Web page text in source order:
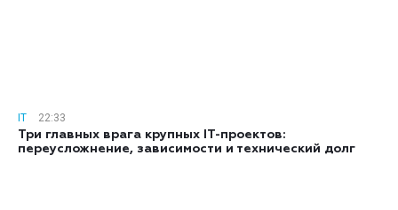
IT
22:33
Три главных врага крупных IT-проектов:
переусложнение, зависимости и технический долг